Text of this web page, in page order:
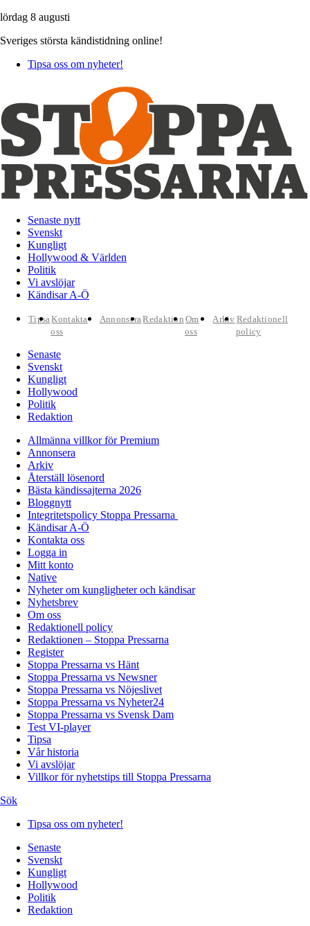
lördag 8 augusti
Sveriges största kändistidning online!
Tipsa oss om nyheter!
Senaste nytt
Svenskt
Kungligt
Hollywood & Världen
Politik
Vi avslöjar
Kändisar A-Ö
TipsaKontakta
oss
AnnonseraRedaktion Om
oss
Arkiv Redaktionell
policy
Senaste
Svenskt
Kungligt
Hollywood
Politik
Redaktion
Allmänna villkor för Premium
Annonsera
Arkiv
Återställ lösenord
Bästa kändissajterna 2026
Bloggnytt
Integritetspolicy Stoppa Pressarna
Kändisar A-Ö
Kontakta oss
Logga in
Mitt konto
Native
Nyheter om kungligheter och kändisar
Nyhetsbrev
Om oss
Redaktionell policy
Redaktionen – Stoppa Pressarna
Register
Stoppa Pressarna vs Hänt
Stoppa Pressarna vs Newsner
Stoppa Pressarna vs Nöjeslivet
Stoppa Pressarna vs Nyheter24
Stoppa Pressarna vs Svensk Dam
Test VI-player
Tipsa
Vår historia
Vi avslöjar
Villkor för nyhetstips till Stoppa Pressarna
Sök
Tipsa oss om nyheter!
Senaste
Svenskt
Kungligt
Hollywood
Politik
Redaktion